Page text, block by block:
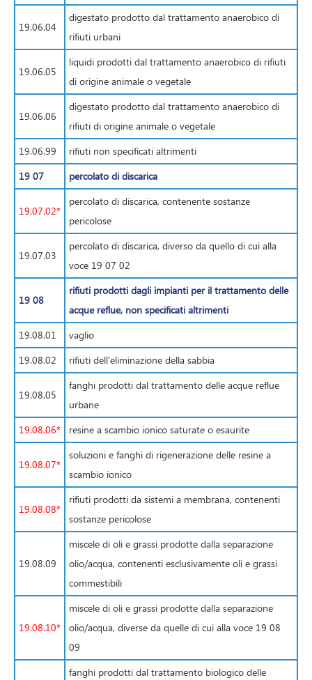
19.06.04
digestato prodotto dal trattamento anaerobico di
rifiuti urbani
19.06.05
liquidi prodotti dal trattamento anaerobico di rifiuti
di origine animale o vegetale
19.06.06
digestato prodotto dal trattamento anaerobico di
rifiuti di origine animale o vegetale
19.06.99
rifiuti non specificati altrimenti
19 07
percolato di discarica
19.07.02*
percolato di discarica, contenente sostanze
pericolose
19.07.03
percolato di discarica, diverso da quello di cui alla
voce 19 07 02
19 08
rifiuti prodotti dagli impianti per il trattamento delle
acque reflue, non specificati altrimenti
19.08.01
vaglio
19.08.02
rifiuti dell’eliminazione della sabbia
19.08.05
fanghi prodotti dal trattamento delle acque reflue
urbane
19.08.06*
resine a scambio ionico saturate o esaurite
19.08.07*
soluzioni e fanghi di rigenerazione delle resine a
scambio ionico
19.08.08*
rifiuti prodotti da sistemi a membrana, contenenti
sostanze pericolose
19.08.09
miscele di oli e grassi prodotte dalla separazione
olio/acqua, contenenti esclusivamente oli e grassi
commestibili
19.08.10*
miscele di oli e grassi prodotte dalla separazione
olio/acqua, diverse da quelle di cui alla voce 19 08
09
fanghi prodotti dal trattamento biologico delle